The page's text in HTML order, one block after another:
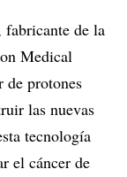
fabricante de la
Medical
de protones
las nuevas
tecnología
el cáncer de